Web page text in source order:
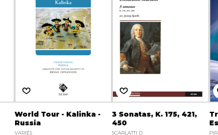
World Tour - Kalinka -
Russia
VARIÉS
3 Sonatas, K. 175, 421,
450
SCARLATTI D.